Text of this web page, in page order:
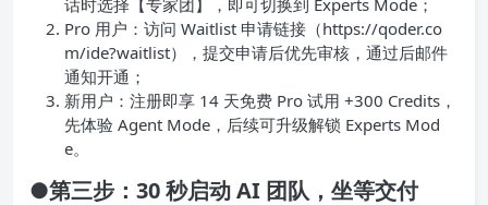
Pro+ / Ultra / Teams 用户：直接打开 Qoder，新建会
话时选择【专家团】，即可切换到 Experts Mode；
Pro 用户：访问 Waitlist 申请链接（https://qoder.co
m/ide?waitlist），提交申请后优先审核，通过后邮件
通知开通；
新用户：注册即享 14 天免费 Pro 试用 +300 Credits，
先体验 Agent Mode，后续可升级解锁 Experts Mod
e。